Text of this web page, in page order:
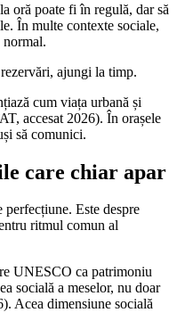
oră poate fi în regulă, dar să
În multe contexte sociale,
normal.
ajungi la timp.
cum viața urbană și
accesat 2026). În orașele
să comunici.
care chiar apar
perfecțiune. Este despre
ritmul comun al
UNESCO ca patrimoniu
socială a meselor, nu doar
Acea dimensiune socială